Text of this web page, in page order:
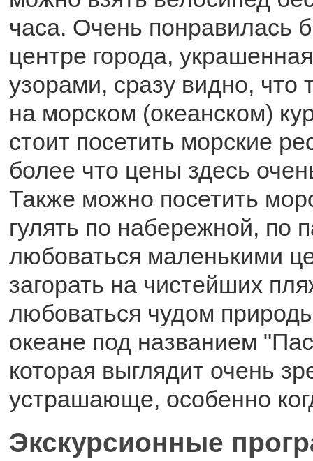
часа. Очень понравилась
центре города,
узорами, сразу видно, что
на морском (океанском)
стоит посетить морские
более что цены здесь
Также можно посетить
гулять по набережной, по
любоваться маленькими
загорать на чистейших
любоваться чудом
океане под названием
которая выглядит очень
устрашающе, особенно
Экскурсионные